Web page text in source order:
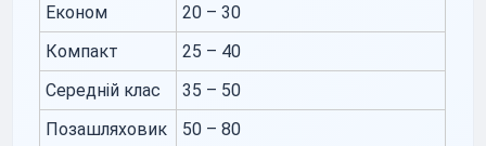
Економ
20 – 30
Компакт
25 – 40
Середній клас
35 – 50
Позашляховик
50 – 80